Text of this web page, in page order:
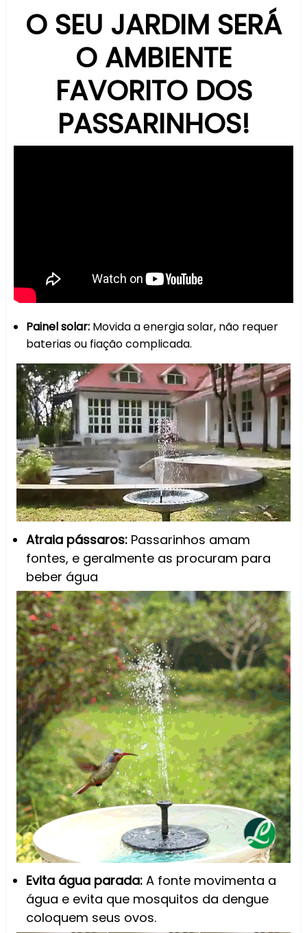
O SEU JARDIM SERÁ
O AMBIENTE
FAVORITO DOS
PASSARINHOS!
Painel solar: Movida a energia solar, não requer
baterias ou fiação complicada.
Atraia pássaros: Passarinhos amam
fontes, e geralmente as procuram para
beber água
Evita água parada: A fonte movimenta a
água e evita que mosquitos da dengue
coloquem seus ovos.